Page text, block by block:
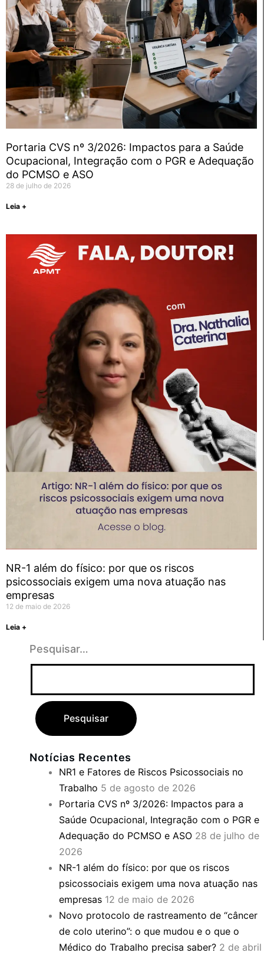
Portaria CVS nº 3/2026: Impactos para a Saúde
Ocupacional, Integração com o PGR e Adequação
do PCMSO e ASO
28 de julho de 2026
Leia +
NR-1 além do físico: por que os riscos
psicossociais exigem uma nova atuação nas
empresas
12 de maio de 2026
Leia +
Pesquisar…
Notícias Recentes
NR1 e Fatores de Riscos Psicossociais no
Trabalho 5 de agosto de 2026
Portaria CVS nº 3/2026: Impactos para a
Saúde Ocupacional, Integração com o PGR e
Adequação do PCMSO e ASO 28 de julho de
2026
NR-1 além do físico: por que os riscos
psicossociais exigem uma nova atuação nas
empresas 12 de maio de 2026
Novo protocolo de rastreamento de “câncer
de colo uterino”: o que mudou e o que o
Médico do Trabalho precisa saber? 2 de abril